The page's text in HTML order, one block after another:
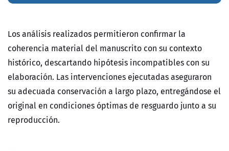
Los análisis realizados permitieron confirmar la
coherencia material del manuscrito con su contexto
histórico, descartando hipótesis incompatibles con su
elaboración. Las intervenciones ejecutadas aseguraron
su adecuada conservación a largo plazo, entregándose el
original en condiciones óptimas de resguardo junto a su
reproducción.